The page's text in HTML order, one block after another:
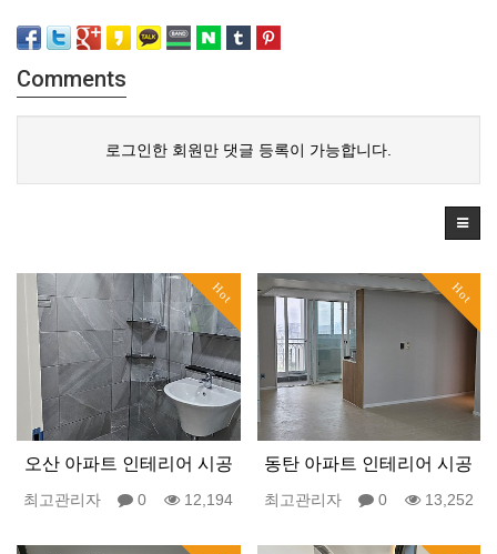
Comments
로그인한 회원만 댓글 등록이 가능합니다.
Hot
오산 아파트 인테리어 시공
최고관리자 0 12,194
Hot
동탄 아파트 인테리어 시공
최고관리자 0 13,252